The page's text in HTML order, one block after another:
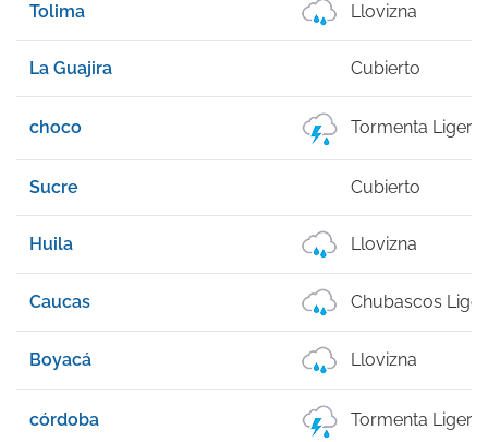
Tolima Llovizna
La Guajira Cubierto
choco Tormenta Ligera
Sucre Cubierto
Huila Llovizna
Caucas Chubascos
Boyacá Llovizna
córdoba Tormenta Ligera